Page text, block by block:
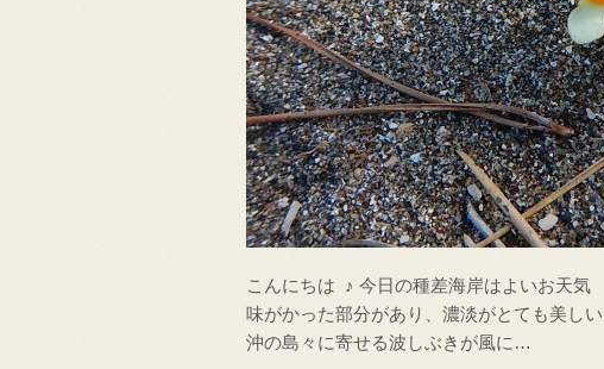
こんにちは ♪ 今日の種差海岸はよいお天
味がかった部分があり、濃淡がとても美し
沖の島々に寄せる波しぶきが風に…